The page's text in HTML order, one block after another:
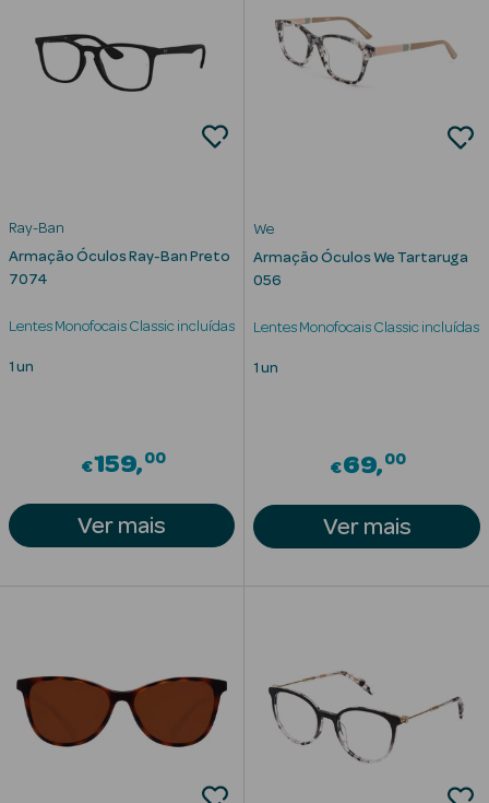
Bronzeadores
Autobronzeadores
Solares para
Lábios
Solares com
Ver Tudo
Necessidades
Celulite
Ray-Ban
Armação Óculos Ray-Ban Preto
7074
Lentes Monofocais Classic incluídas
1 un
€159 00
Ver mais
We
Armação Óculos We Tartaruga
056
Lentes Monofocais Classic incluídas
1 un
€69 00
Ver mais